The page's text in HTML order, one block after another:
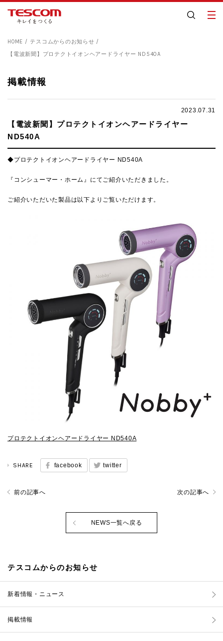
HOME
テスコムからのお知らせ
【電波新聞】プロテクトイオンヘアードライヤー ND540A
掲載情報
2023.07.31
【電波新聞】プロテクトイオンヘアードライヤー
ND540A
◆プロテクトイオンヘアードライヤー ND540A
『コンシューマー・ホーム』にてご紹介いただきました。
ご紹介いただいた製品は以下よりご覧いただけます。
プロテクトイオンヘアードライヤー ND540A
SHARE facebook twitter
前の記事へ 次の記事へ
NEWS一覧へ戻る
テスコムからのお知らせ
新着情報・ニュース
掲載情報